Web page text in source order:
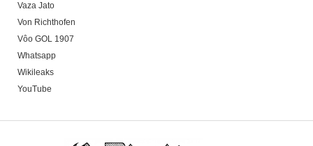
Vaza Jato
Von Richthofen
Vôo GOL 1907
Whatsapp
Wikileaks
YouTube